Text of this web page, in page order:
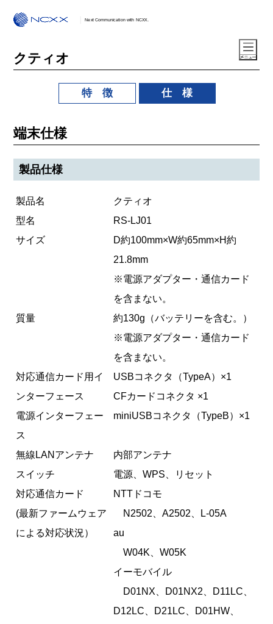
Next Communication with NCXX.
クティオ
特 徴 仕 様
端末仕様
製品仕様
製品名
クティオ
型名
RS-LJ01
サイズ
D約100mm×W約65mm×H約
21.8mm
※電源アダプター・通信カード
を含まない。
質量
約130g（バッテリーを含む。）
※電源アダプター・通信カード
を含まない。
対応通信カード用イ
ンターフェース
USBコネクタ（TypeA）×1
CFカードコネクタ ×1
電源インターフェー
ス
miniUSBコネクタ（TypeB）×1
無線LANアンテナ
内部アンテナ
スイッチ
電源、WPS、リセット
対応通信カード
(最新ファームウェア
による対応状況）
NTTドコモ
N2502、A2502、L-05A
au
W04K、W05K
イーモバイル
D01NX、D01NX2、D11LC、
D12LC、D21LC、D01HW、